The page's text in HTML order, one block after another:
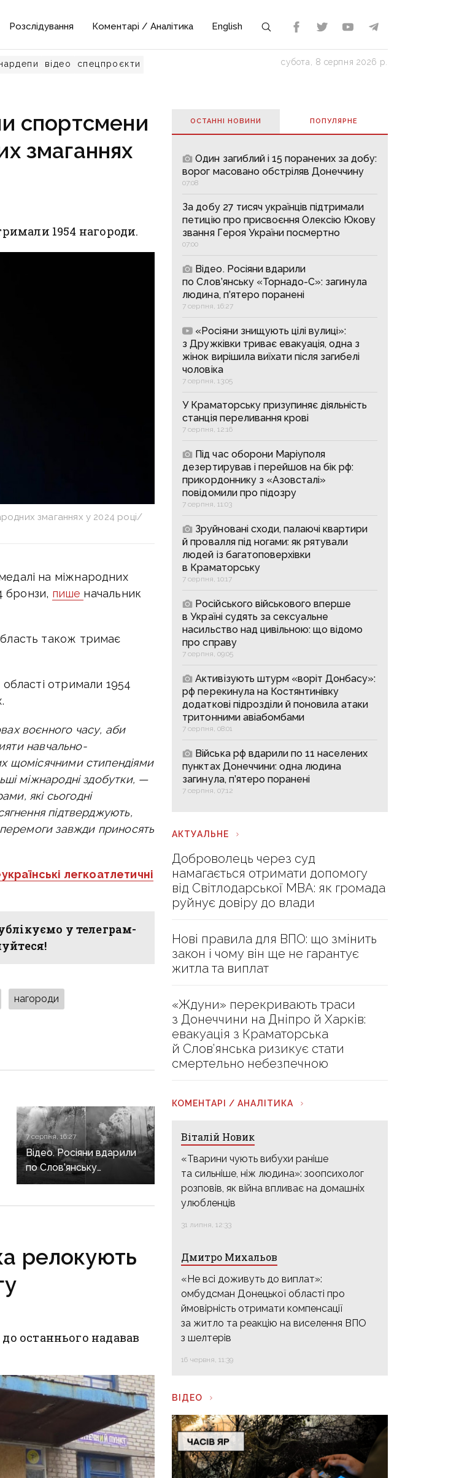
Розслідування Коментарі / Аналітика English
відео спецпроєкти субота, 8 серпня 2026 р.
спортсмени
змаганнях
1954 нагороди.
змаганнях у 2024 році/
на міжнародних
бронзи, пише начальник
також тримає
отримали 1954
воєнного часу, аби
навчально-
щомісячними стипендіями
міжнародні здобутки, —
які сьогодні
підтверджують,
завжди приносять
легкоатлетичні
у телеграм-
нагороди
7 серпня, 16:27
Відео. Росіяни вдарили
по Слов’янську
«Торнадо-С»: загинула
релокують
останнього надавав
ОСТАННІ НОВИНИ ПОПУЛЯРНE
Один загиблий і 15 поранених за добу:
ворог масовано обстріляв Донеччину
07:08
За добу 27 тисяч українців підтримали
петицію про присвоєння Олексію Юкову
звання Героя України посмертно
07:00
Відео. Росіяни вдарили
по Слов’янську «Торнадо-С»: загинула
людина, п’ятеро поранені
7 серпня, 16:27
«Росіяни знищують цілі вулиці»:
з Дружківки триває евакуація, одна з
жінок вирішила виїхати після загибелі
чоловіка
7 серпня, 13:05
У Краматорську призупиняє діяльність
станція переливання крові
7 серпня, 12:16
Під час оборони Маріуполя
дезертирував і перейшов на бік рф:
прикордоннику з «Азовсталі»
повідомили про підозру
7 серпня, 11:03
Зруйновані сходи, палаючі квартири
й провалля під ногами: як рятували
людей із багатоповерхівки
в Краматорську
7 серпня, 10:17
Російського військового вперше
в Україні судять за сексуальне
насильство над цивільною: що відомо
про справу
7 серпня, 09:05
Активізують штурм «воріт Донбасу»:
рф перекинула на Костянтинівку
додаткові підрозділи й поновила атаки
тритонними авіабомбами
7 серпня, 08:01
Війська рф вдарили по 11 населених
пунктах Донеччини: одна людина
загинула, п’ятеро поранені
7 серпня, 07:12
АКТУАЛЬНЕ
Доброволець через суд
намагається отримати допомогу
від Світлодарської МВА: як громада
руйнує довіру до влади
Нові правила для ВПО: що змінить
закон і чому він ще не гарантує
житла та виплат
«Ждуни» перекривають траси
з Донеччини на Дніпро й Харків:
евакуація з Краматорська
й Слов’янська ризикує стати
смертельно небезпечною
КОМЕНТАРІ / АНАЛІТИКА
Віталій Новик
«Тварини чують вибухи раніше
та сильніше, ніж людина»: зоопсихолог
розповів, як війна впливає на домашніх
улюбленців
31 липня, 12:33
Дмитро Михальов
«Не всі доживуть до виплат»:
омбудсман Донецької області про
ймовірність отримати компенсації
за житло та реакцію на виселення ВПО
з шелтерів
16 червня, 11:39
ВІДЕО